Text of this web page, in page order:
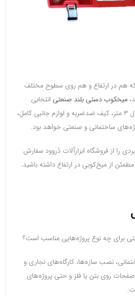
که هم در ارتفاع و هم روی سطوح مختلف
میخکوب دستی بلند صنعتی انتخابی
ایده‌آل است. این ابزار با طول ۳ متر، کیف ضدضربه و لوازم جانبی کامل،
ساختمانی و صنعتی خواهد بود.
را از فروشگاه ابزارآلات دُروود سفارش
از میخ‌کوبی در ارتفاع داشته باشید.
نصب سازه‌ها، کارگاه‌های نجاری و
روی بتن یا فلز و حتی پروژه‌های